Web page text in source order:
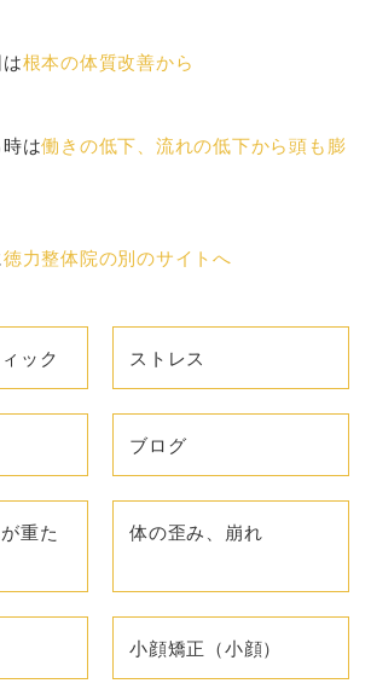
根本の体質改善から
は働きの低下、流れの低下から頭も膨
徳力整体院の別のサイトへ
ック ストレス
ブログ
重た
体の歪み、崩れ
小顔矯正（小顔）